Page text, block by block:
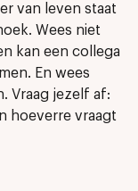
van leven staat
Wees niet
kan een collega
En wees
Vraag jezelf af:
hoeverre vraagt